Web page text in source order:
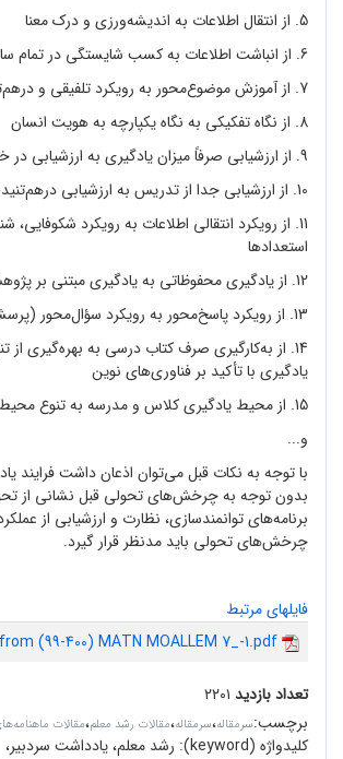
5. از انتقال اطلاعات به اندیشه
ورزی و درک معنا
6. از انباشت اطلاعات به کسب شایستگی در تمام ساحت
7. از آموزش موضوع
محور به رویکرد تلفیقی و درهم
8. از نگاه تفکیکی به نگاه یکپارچه به هویت انسان
9. از ارزشیابی صرفاً میزان یادگیری به ارزشیابی در خدمت یادگیری
10. از ارزشیابی جدا از تدریس به ارزشیابی درهم
11. از رویکرد انتقالی اطلاعات به رویکرد
استعدادها
12. از یادگیری محفوظاتی به یادگیری مبتنی بر پژوهش و کارآفرینی
13. از رویکرد پاسخ
محور به رویکرد سؤالمحور
14. از به
کارگیری صرف کتاب درسی به بهرهگیری از
یادگیری با تأکید بر فناوریهای نوین
15. از محیط یادگیری کلاس و مدرسه به تنوع محیط
و...
با توجه به نکات قبل میتوان اذعان داشت فرایند
بدون توجه به چرخشهای تحولی قبل نشانی از
برنامههای توانمندسازی، نظارت و ارزشیابی از
چرخشهای تحولی باید مدنظر قرار گیرد.
فایلهای مرتبط
(99-400) MATN MOALLEM 7_-1.pdf
تعداد بازدید ۲۲۰۱
برچسب:سرمقاله‌،سرمقاله،مقالات رشد معلم،مقالات
کلیدواژه (keyword): رشد معلم، یادداشت سردبیر،